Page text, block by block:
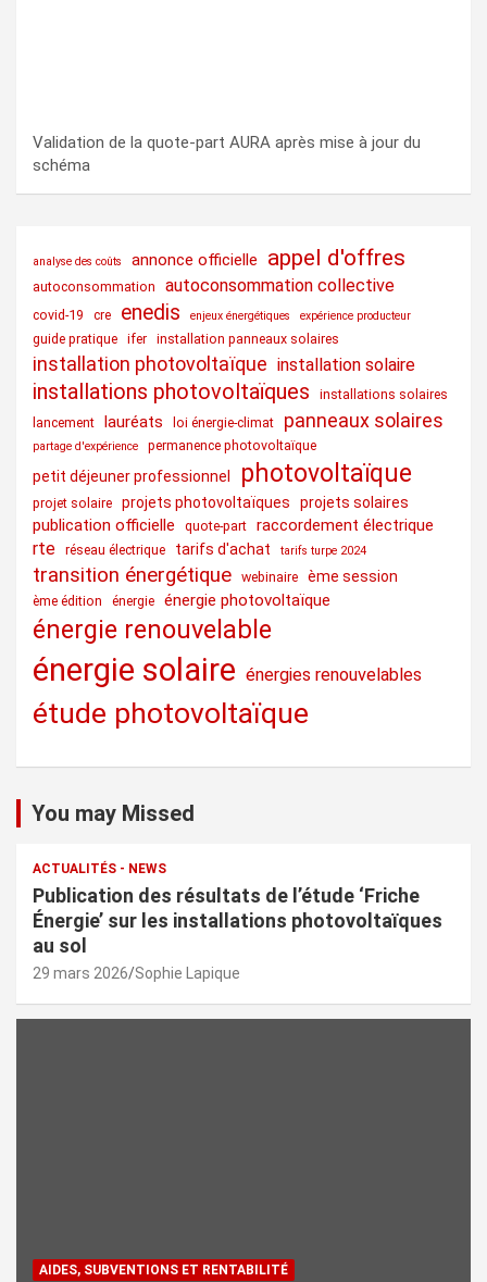
Validation de la quote-part AURA après mise à jour du
schéma
analyse des coûts annonce officielle appel d'offres
autoconsommation autoconsommation collective
covid-19 cre enedis enjeux énergétiques expérience producteur
guide pratique ifer installation panneaux solaires
installation photovoltaïque installation solaire
installations photovoltaïques
installations solaires
lancement lauréats loi énergie-climat panneaux solaires
partage d'expérience permanence photovoltaïque
petit déjeuner professionnel photovoltaïque
projet solaire projets photovoltaïques projets solaires
publication officielle quote-part raccordement électrique
rte réseau électrique tarifs d'achat tarifs turpe 2024
transition énergétique webinaire ème session
ème édition énergie énergie photovoltaïque
énergie renouvelable
énergie solaire énergies renouvelables
étude photovoltaïque
You may Missed
ACTUALITÉS - NEWS
Publication des résultats de l’étude ‘Friche
Énergie’ sur les installations photovoltaïques
au sol
29 mars 2026 Sophie Lapique
AIDES, SUBVENTIONS ET RENTABILITÉ